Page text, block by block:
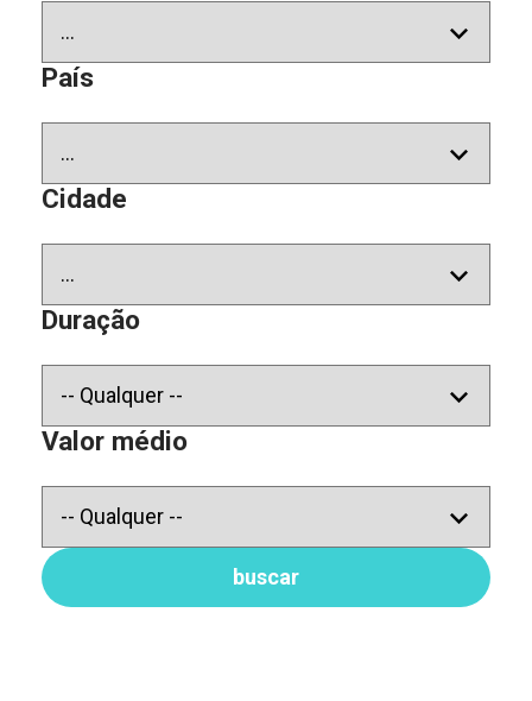
País
Cidade
Duração
Valor médio
buscar